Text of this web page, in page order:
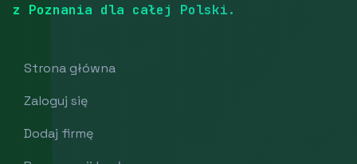
z Poznania dla całej Polski.
Strona główna
Zaloguj się
Dodaj firmę